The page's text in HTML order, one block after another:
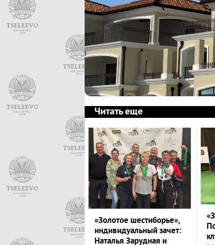
Читать еще
«Золотое шестиборье»,
индивидуальный зачет:
Наталья Зарудная и